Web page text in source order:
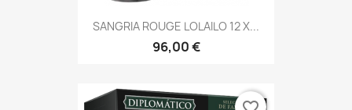
SANGRIA ROUGE LOLAILO 12 X...
96,00 €